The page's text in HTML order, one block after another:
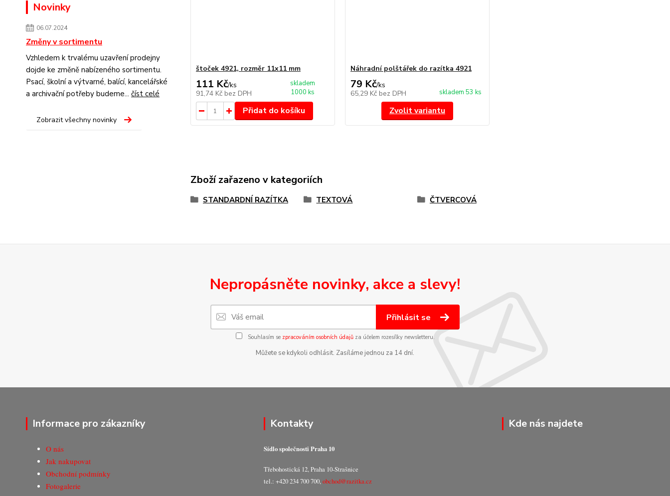
Novinky
06.07.2024
Změny v sortimentu
Vzhledem k trvalému uzavření prodejny
dojde ke změně nabízeného sortimentu.
Psací, školní a výtvarné, balící, kancelářské
a archivační potřeby budeme... číst celé
Zobrazit všechny novinky
štoček 4921, rozměr 11x11 mm
111 Kč/ks
91,74 Kč bez DPH
skladem
1000 ks
Přidat do košíku
Náhradní polštářek do razítka 4921
79 Kč/ks
65,29 Kč bez DPH skladem 53 ks
Zvolit variantu
Zboží zařazeno v kategoriích
STANDARDNÍ RAZÍTKA TEXTOVÁ ČTVERCOVÁ
Nepropásněte novinky, akce a slevy!
Přihlásit se
Souhlasím se zpracováním osobních údajůza účelem rozesílky newsletteru.
Můžete se kdykoli odhlásit. Zasíláme jednou za 14 dní.
Informace pro zákazníky
O nás
Jak nakupovat
Obchodní podmínky
Fotogalerie
Kontakty
Sídlo společnosti Praha 10
Třebohostická 12, Praha 10-Strašnice
tel.: +420 234 700 700,obchod@razitka.cz
Kde nás najdete